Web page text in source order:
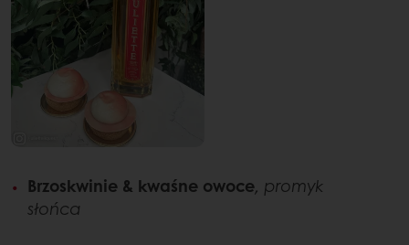
Brzoskwinie & kwaśne owoce, promyk
słońca